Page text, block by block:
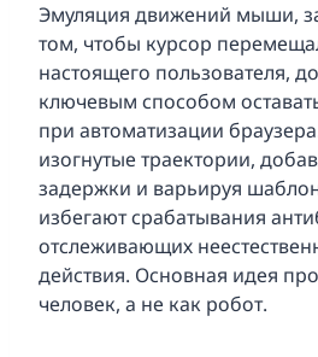
Эмуляция движений мыши,
том, чтобы курсор
настоящего пользователя,
ключевым способом
при автоматизации
изогнутые траектории,
задержки и варьируя
избегают срабатывания
отслеживающих
действия. Основная идея
человек, а не как робот.